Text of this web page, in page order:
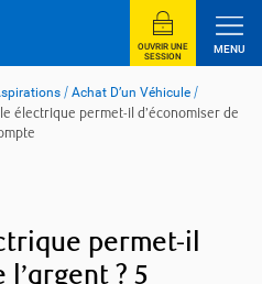
OUVRIR UNE
SESSION
MENU
/ Achat D’un Véhicule /
électrique permet-il d’économiser de
permet-il
l’argent ? 5